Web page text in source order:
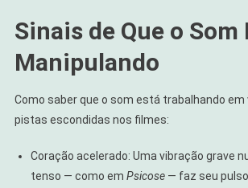
Sinais de Que o Som
Manipulando
Como saber que o som está trabalhando em
pistas escondidas nos filmes:
Coração acelerado: Uma vibração grave
tenso — como em Psicose— faz seu